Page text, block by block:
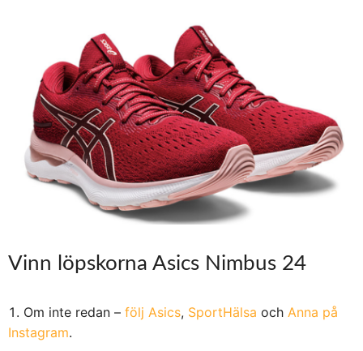
Vinn löpskorna Asics Nimbus 24
Om inte redan – följ Asics, SportHälsa och Anna på
Instagram.